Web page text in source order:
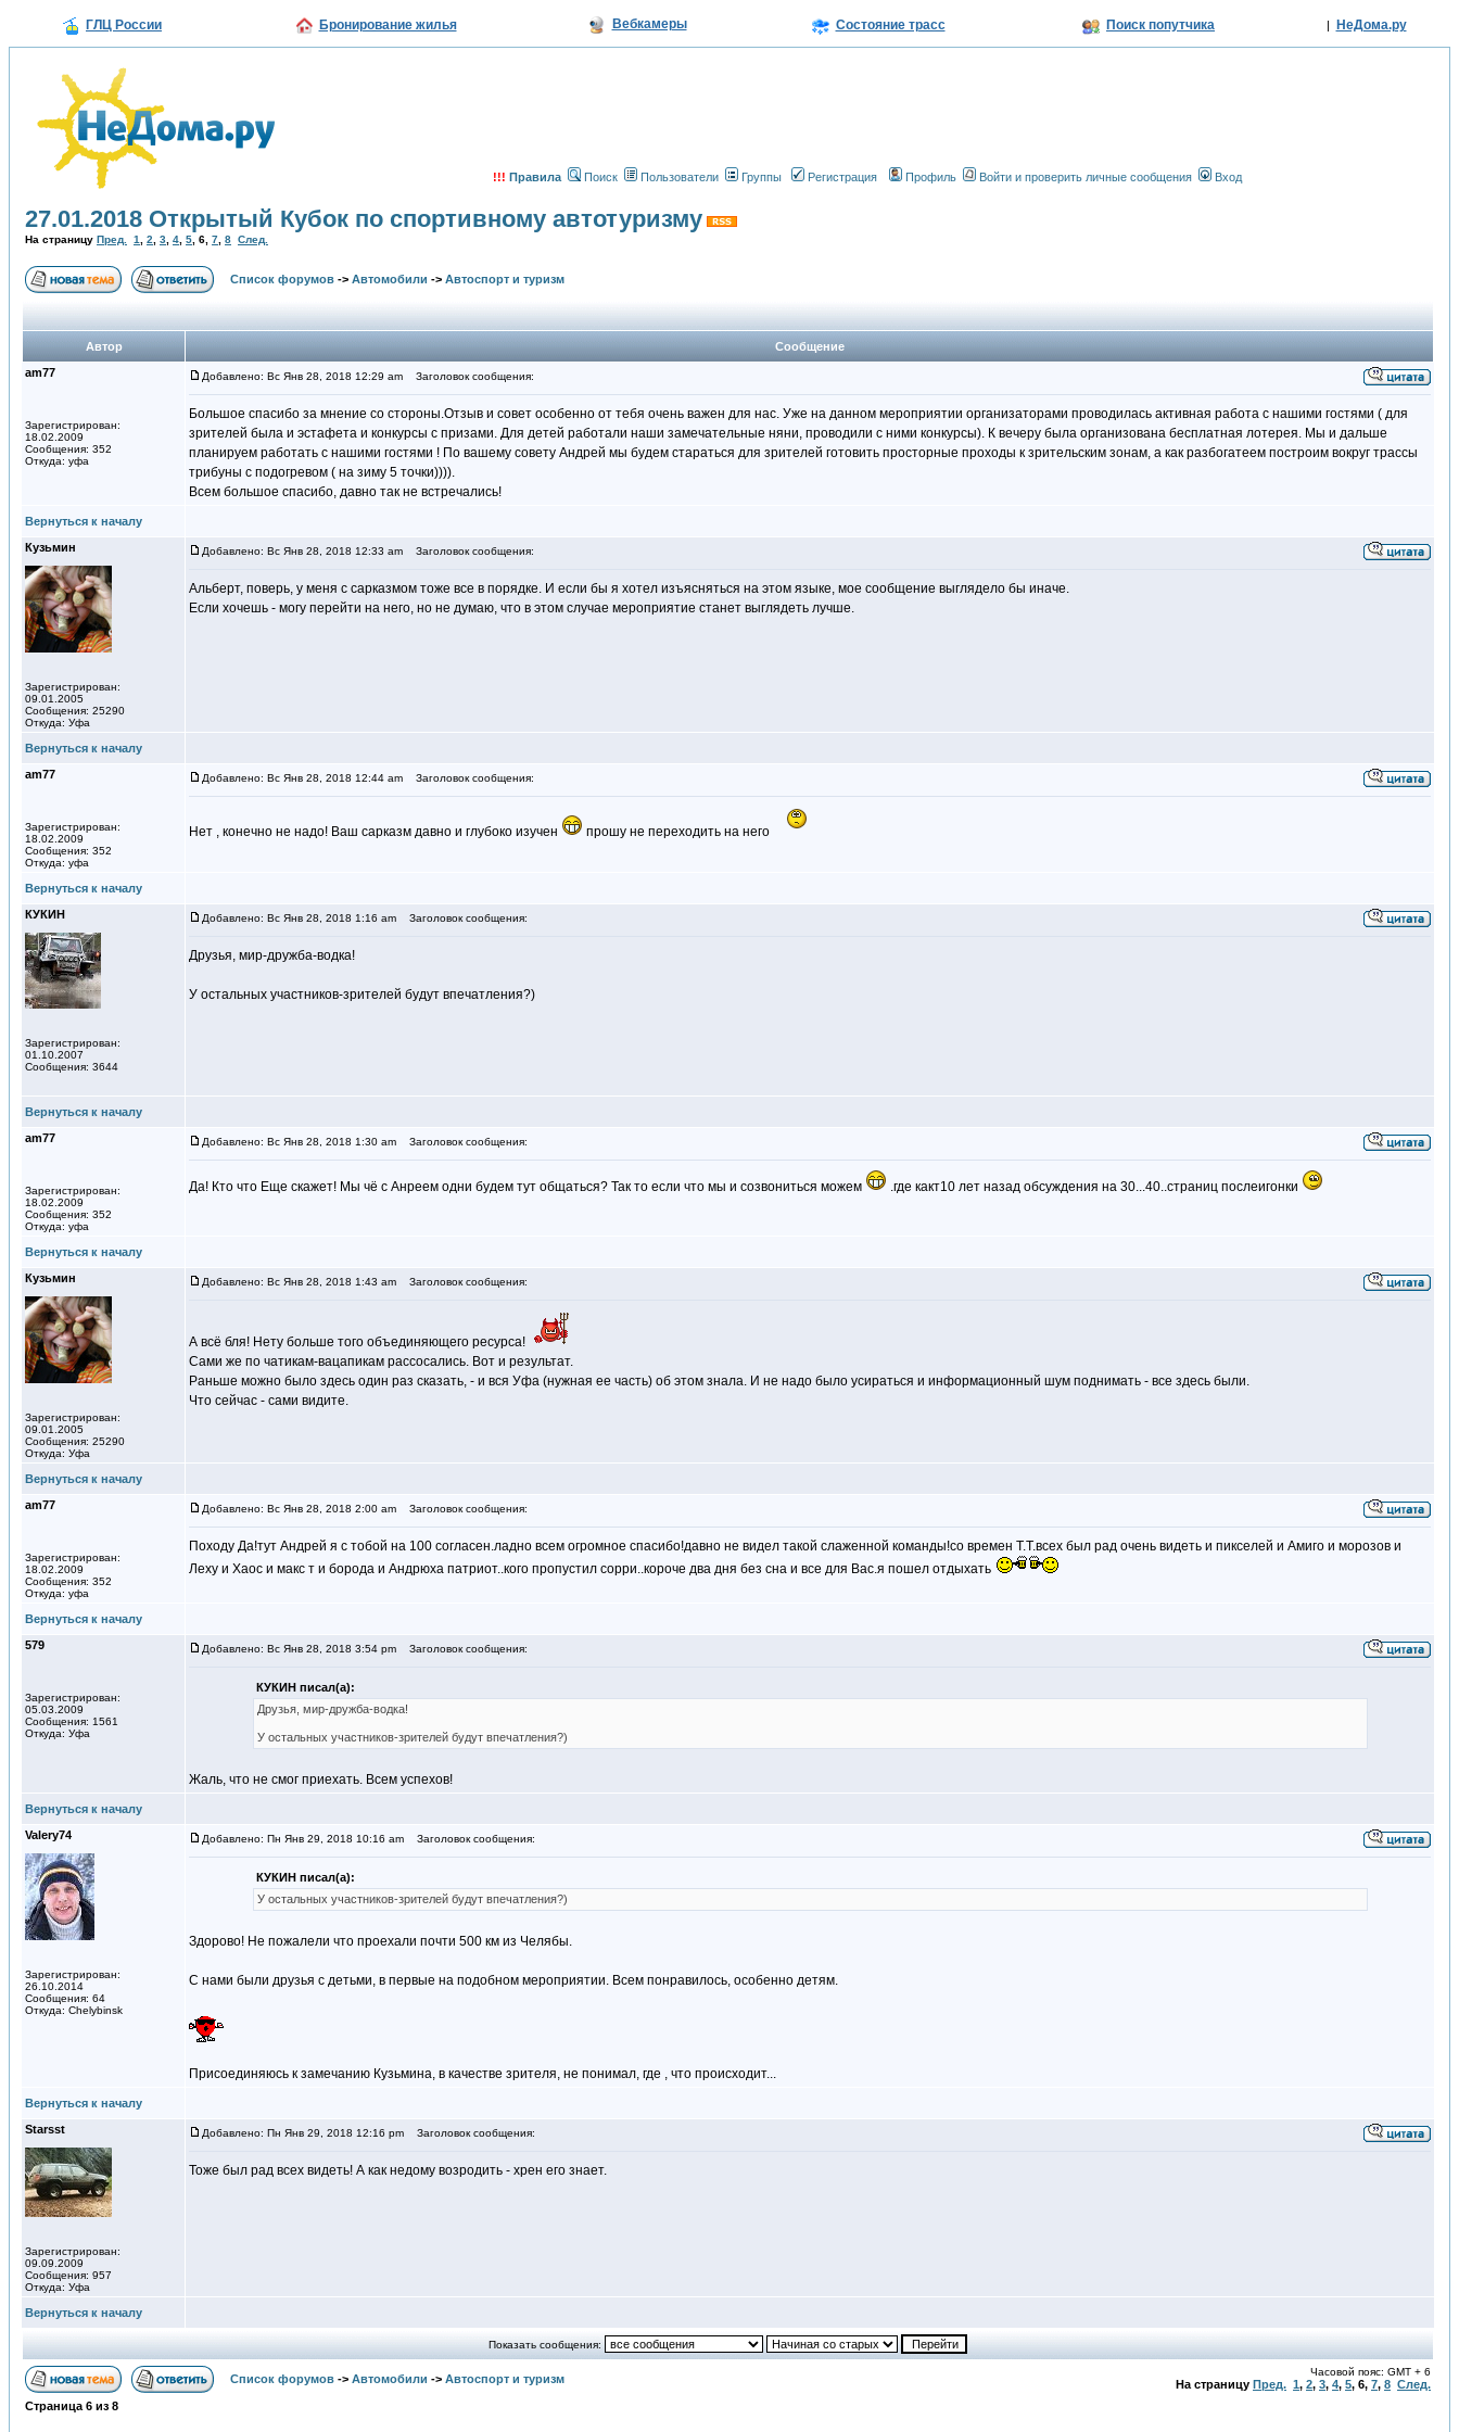
ГЛЦ России Бронирование жилья Вебкамеры Состояние трасс Поиск попутчика | НеДома.ру
!!! Правила Поиск Пользователи Группы Регистрация Профиль Войти и проверить личные сообщения Вход
27.01.2018 Открытый Кубок по спортивному автотуризму
На страницу Пред. 1 2 3 4 5 6 7 8 След.
Список форумов -> Автомобили -> Автоспорт и туризм
Автор
Сообщение
am77
Зарегистрирован:
18.02.2009
Сообщения: 352
Откуда: уфа
Добавлено: Вс Янв 28, 2018 12:29 am Заголовок сообщения:
Большое спасибо за мнение со стороны.Отзыв и совет особенно от тебя очень важен для нас. Уже на данном мероприятии организаторами проводилась активная работа с нашими гостями ( для
зрителей была и эстафета и конкурсы с призами. Для детей работали наши замечательные няни, проводили с ними конкурсы). К вечеру была организована бесплатная лотерея. Мы и дальше
планируем работать с нашими гостями ! По вашему совету Андрей мы будем стараться для зрителей готовить просторные проходы к зрительским зонам, а как разбогатеем построим вокруг трассы
трибуны с подогревом ( на зиму 5 точки)))).
Всем большое спасибо, давно так не встречались!
Вернуться к началу
Кузьмин
Зарегистрирован:
09.01.2005
Сообщения: 25290
Откуда: Уфа
Добавлено: Вс Янв 28, 2018 12:33 am Заголовок сообщения:
Альберт, поверь, у меня с сарказмом тоже все в порядке. И если бы я хотел изъясняться на этом языке, мое сообщение выглядело бы иначе.
Если хочешь - могу перейти на него, но не думаю, что в этом случае мероприятие станет выглядеть лучше.
Вернуться к началу
am77
Зарегистрирован:
18.02.2009
Сообщения: 352
Откуда: уфа
Добавлено: Вс Янв 28, 2018 12:44 am Заголовок сообщения:
Нет , конечно не надо! Ваш сарказм давно и глубоко изучен прошу не переходить на него
Вернуться к началу
КУКИН
Зарегистрирован:
01.10.2007
Сообщения: 3644
Добавлено: Вс Янв 28, 2018 1:16 am Заголовок сообщения:
Друзья, мир-дружба-водка!
У остальных участников-зрителей будут впечатления?)
Вернуться к началу
am77
Зарегистрирован:
18.02.2009
Сообщения: 352
Откуда: уфа
Добавлено: Вс Янв 28, 2018 1:30 am Заголовок сообщения:
Да! Кто что Еще скажет! Мы чё с Анреем одни будем тут общаться? Так то если что мы и созвониться можем .где какт10 лет назад обсуждения на 30...40..страниц послеигонки
Вернуться к началу
Кузьмин
Зарегистрирован:
09.01.2005
Сообщения: 25290
Откуда: Уфа
Добавлено: Вс Янв 28, 2018 1:43 am Заголовок сообщения:
А всё бля! Нету больше того объединяющего ресурса!
Сами же по чатикам-вацапикам рассосались. Вот и результат.
Раньше можно было здесь один раз сказать, - и вся Уфа (нужная ее часть) об этом знала. И не надо было усираться и информационный шум поднимать - все здесь были.
Что сейчас - сами видите.
Вернуться к началу
am77
Зарегистрирован:
18.02.2009
Сообщения: 352
Откуда: уфа
Добавлено: Вс Янв 28, 2018 2:00 am Заголовок сообщения:
Походу Да!тут Андрей я с тобой на 100 согласен.ладно всем огромное спасибо!давно не видел такой слаженной команды!со времен Т.Т.всех был рад очень видеть и пикселей и Амиго и морозов и
Леху и Хаос и макс т и борода и Андрюха патриот..кого пропустил сорри..короче два дня без сна и все для Вас.я пошел отдыхать
Вернуться к началу
579
Зарегистрирован:
05.03.2009
Сообщения: 1561
Откуда: Уфа
Добавлено: Вс Янв 28, 2018 3:54 pm Заголовок сообщения:
КУКИН писал(а):
Друзья, мир-дружба-водка!
У остальных участников-зрителей будут впечатления?)
Жаль, что не смог приехать. Всем успехов!
Вернуться к началу
Valery74
Зарегистрирован:
26.10.2014
Сообщения: 64
Откуда: Chelybinsk
Добавлено: Пн Янв 29, 2018 10:16 am Заголовок сообщения:
КУКИН писал(а):
У остальных участников-зрителей будут впечатления?)
Здорово! Не пожалели что проехали почти 500 км из Челябы.
С нами были друзья с детьми, в первые на подобном мероприятии. Всем понравилось, особенно детям.
Присоединяюсь к замечанию Кузьмина, в качестве зрителя, не понимал, где , что происходит...
Вернуться к началу
Starsst
Зарегистрирован:
09.09.2009
Сообщения: 957
Откуда: Уфа
Добавлено: Пн Янв 29, 2018 12:16 pm Заголовок сообщения:
Тоже был рад всех видеть! А как недому возродить - хрен его знает.
Вернуться к началу
Показать сообщения:
Список форумов -> Автомобили -> Автоспорт и туризм
Часовой пояс: GMT + 6
На страницу Пред. 1, 2, 3, 4, 5, 6, 7, 8 След.
Страница 6 из 8